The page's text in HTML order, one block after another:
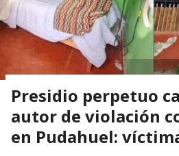
Presidio perpetuo
autor de violación
en Pudahuel: